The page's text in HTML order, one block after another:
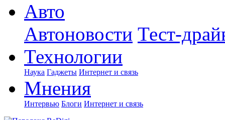
Авто
Автоновости Тест-
Технологии
Наука Гаджеты Интернет и связь
Мнения
Интервью Блоги Интернет и связь